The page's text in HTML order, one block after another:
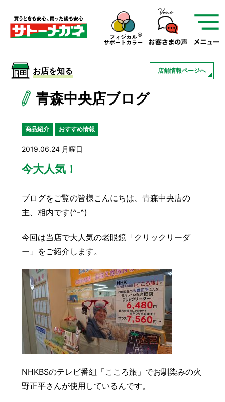
サトーメガネを知る
サトーメガネについて
01 サトーメガネの遠近
検査・フィッティング
アフターサービス
お店を知る
サービスを知る
補聴器
レンズ交換 豆知識 レスキュー ご購入の流れ
お知らせ
お問い合わせ
採用情報 プライバシーポリシー
お店を知る 店舗情報ページへ
青森中央店ブログ
商品紹介 おすすめ情報
2019.06.24 月曜日
今大人気！
ブログをご覧の皆様こんにちは、青森中央店の
主、相内です(^-^)
今回は当店で大人気の老眼鏡「クリックリーダ
ー」をご紹介します。
NHKBSのテレビ番組「こころ旅」でお馴染みの火
野正平さんが使用しているんです。